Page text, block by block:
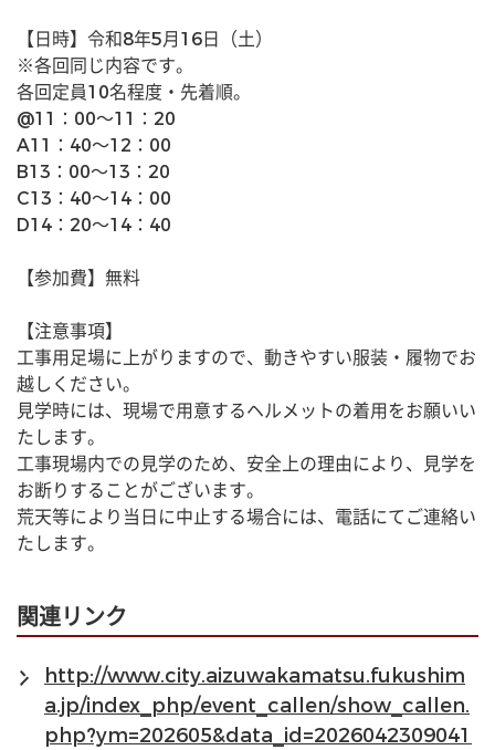
【日時】令和8年5月16日（土）
※各回同じ内容です。
各回定員10名程度・先着順。
@11：00〜11：20
A11：40〜12：00
B13：00〜13：20
C13：40〜14：00
D14：20〜14：40
【参加費】無料
【注意事項】
工事用足場に上がりますので、動きやすい服装・履物でお
越しください。
見学時には、現場で用意するヘルメットの着用をお願いい
たします。
工事現場内での見学のため、安全上の理由により、見学を
お断りすることがございます。
荒天等により当日に中止する場合には、電話にてご連絡い
たします。
関連リンク
http://www.city.aizuwakamatsu.fukushim
a.jp/index_php/event_callen/show_callen.
php?ym=202605&data_id=2026042309041